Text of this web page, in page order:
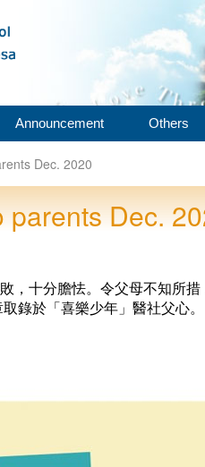
Announcement Others
Dec. 2020
parents Dec.
，十分膽怯。令父母不知所
錄於「喜樂少年」醫社父心。